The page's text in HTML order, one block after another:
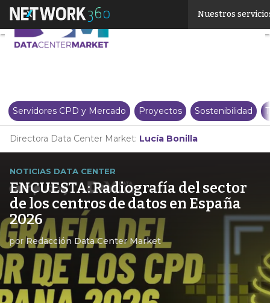
Nuestros
Servidores CPD y Mercado Proyectos Sostenibilidad
Directora Data Center Market: Lucía Bonilla
NOTICIAS DATA CENTER
ENCUESTA: Radiografía del sector
de los centros de datos en España
2026
porRedacción Data Center Market